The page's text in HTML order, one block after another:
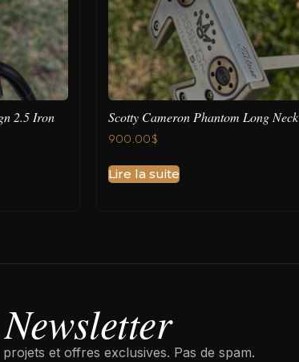
2.5 Iron
Scotty Cameron Phantom Long Neck
900.00$
Lire la suite
Newsletter
et offres exclusives. Pas de spam.